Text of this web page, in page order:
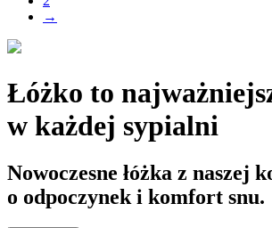
→
Łóżko to
w każdej sypialni
Nowoczesne łóżka z naszej
o odpoczynek i komfort snu.